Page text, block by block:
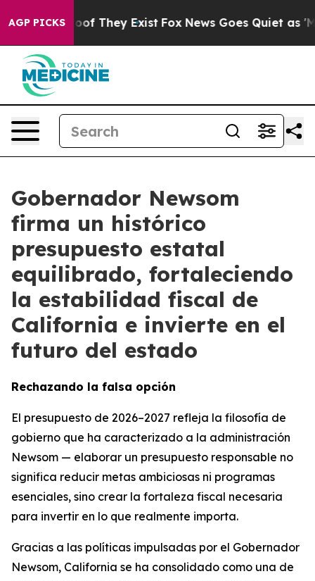
AGP PICKS
no Proof They Exist Fox News Goes Quiet as 'Maga
Gobernador Newsom
firma un histórico
presupuesto estatal
equilibrado, fortaleciendo
la estabilidad fiscal de
California e invierte en el
futuro del estado
Rechazando la falsa opción
El presupuesto de 2026–2027 refleja la filosofía de
gobierno que ha caracterizado a la administración
Newsom — elaborar un presupuesto responsable no
significa reducir metas ambiciosas ni programas
esenciales, sino crear la fortaleza fiscal necesaria
para invertir en lo que realmente importa.
Gracias a las políticas impulsadas por el Gobernador
Newsom, California se ha consolidado como una de